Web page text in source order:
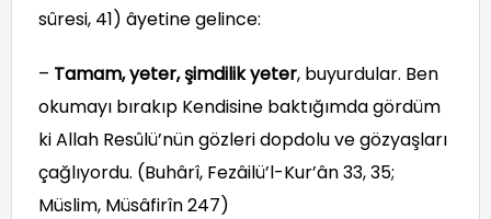
sûresi, 41) âyetine gelince:
– Tamam, yeter, şimdilik yeter, buyurdular. Ben
okumayı bırakıp Kendisine baktığımda gördüm
ki Allah Resûlü’nün gözleri dopdolu ve gözyaşları
çağlıyordu. (Buhârî, Fezâilü’l-Kur’ân 33, 35;
Müslim, Müsâfirîn 247)